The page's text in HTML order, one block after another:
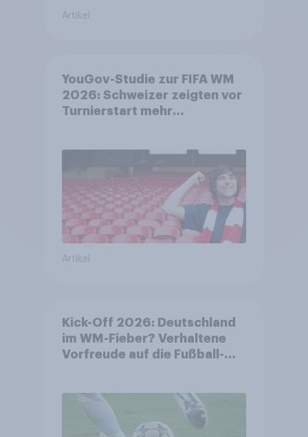
Artikel
YouGov-Studie zur FIFA WM
2026: Schweizer zeigten vor
Turnierstart mehr
Artikel
Kick-Off 2026: Deutschland
im WM-Fieber? Verhaltene
Vorfreude auf die Fußball-